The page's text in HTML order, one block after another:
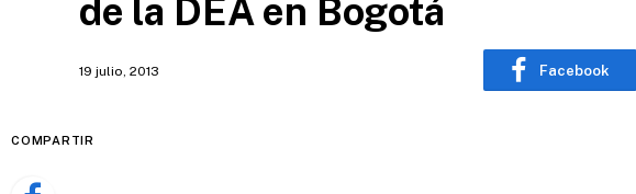
de la DEA en Bogotá
19 julio, 2013 Facebook
COMPARTIR